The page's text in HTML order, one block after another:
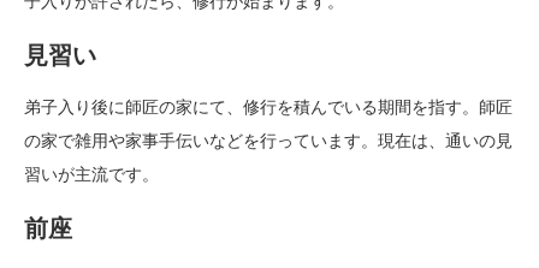
見習い
弟子入り後に師匠の家にて、修行を積んでいる期間を指す。師匠
の家で雑用や家事手伝いなどを行っています。現在は、通いの見
習いが主流です。
前座